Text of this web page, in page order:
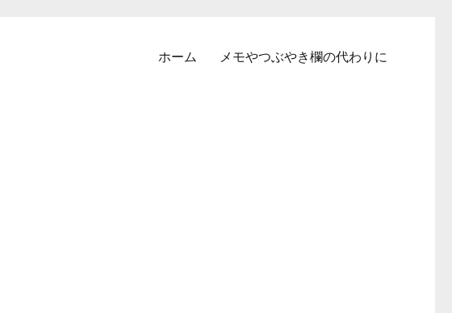
ホーム メモやつぶやき欄の代わりに